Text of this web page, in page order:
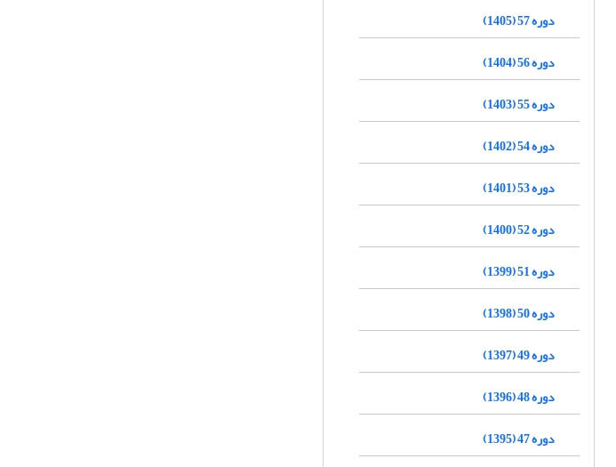
دوره 57 (1405)
دوره 56 (1404)
دوره 55 (1403)
دوره 54 (1402)
دوره 53 (1401)
دوره 52 (1400)
دوره 51 (1399)
دوره 50 (1398)
دوره 49 (1397)
دوره 48 (1396)
دوره 47 (1395)